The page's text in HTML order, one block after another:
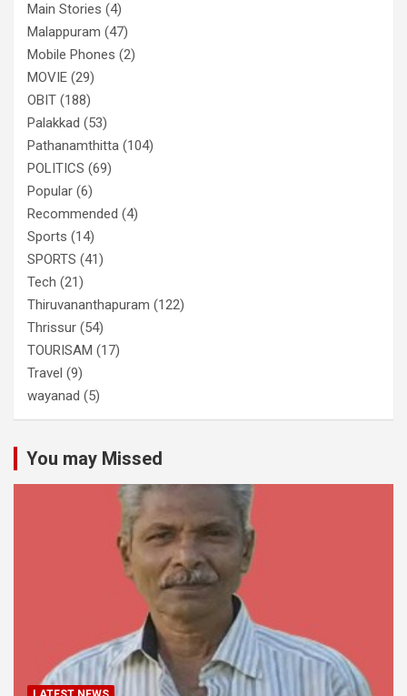
Main Stories (4)
Malappuram (47)
Mobile Phones (2)
MOVIE (29)
OBIT (188)
Palakkad (53)
Pathanamthitta (104)
POLITICS (69)
Popular (6)
Recommended (4)
Sports (14)
SPORTS (41)
Tech (21)
Thiruvananthapuram (122)
Thrissur (54)
TOURISAM (17)
Travel (9)
wayanad (5)
You may Missed